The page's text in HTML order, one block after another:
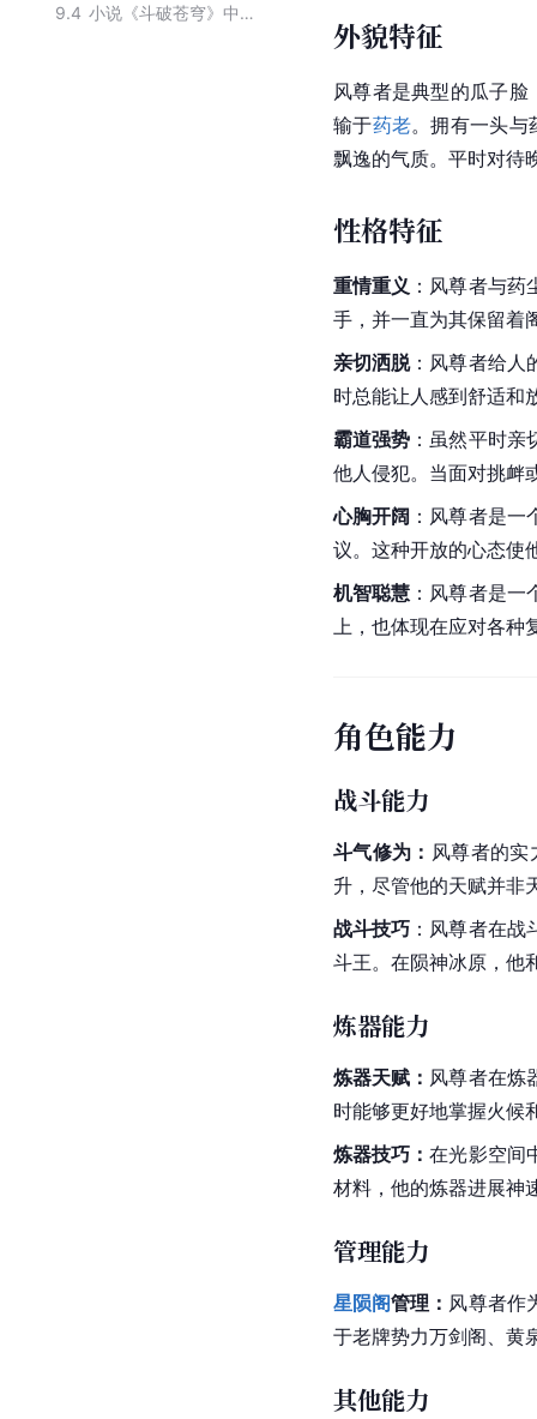
9.4
小说《斗破苍穹》中的男性角色
外貌特征
风尊者是典型的瓜子
输于药老。拥有一头与
飘逸的气质。平时对待
性格特征
重情重义 ：风尊者与
手，并一直为其保留着
亲切洒脱：风尊者给人
时总能让人感到舒适和
霸道强势 ：虽然平时
他人侵犯。当面对挑衅
心胸开阔 ：风尊者是
议。这种开放的心态使
机智聪慧 ：风尊者是
上，也体现在应对各种
角色能力
战斗能力
斗气修为： 风尊者的
升，尽管他的天赋并非
战斗技巧 ：风尊者在
斗王。在陨神冰原，他
炼器能力
炼器天赋： 风尊者在炼
时能够更好地掌握火候
炼器技巧：在光影空间
材料，他的炼器进展神
管理能力
星陨阁管理： 风尊者作
于老牌势力万剑阁、黄
其他能力